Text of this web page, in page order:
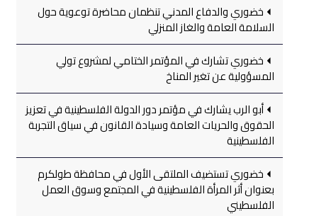
خضوري والدفاع المدني تنظمان محاضرة توعوية حول
السلامة العامة والغاز المنزلي
خضوري تشارك في المؤتمر الختامي لمشروع تولي
المسؤولية عن تغير المناخ
أبو الرب يشارك في مؤتمر دور الدولة الفلسطينية في تعزيز
الحقوق والحريات العامة وسيادة القانون في سياق التجربة
الفلسطينية
خضوري تستضيف الملتقى الأول في محافظة طولكرم
بعنوان أثر المرأة الفلسطينية في المجتمع وسوق العمل
الفلسطيني